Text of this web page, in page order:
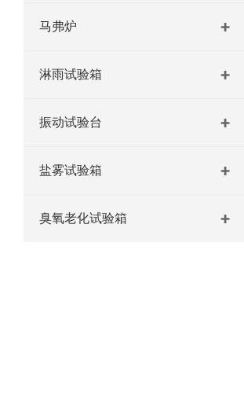
马弗炉
淋雨试验箱
振动试验台
盐雾试验箱
臭氧老化试验箱